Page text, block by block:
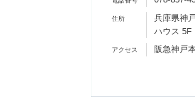
兵庫県神
ハウス 5F
阪急神戸